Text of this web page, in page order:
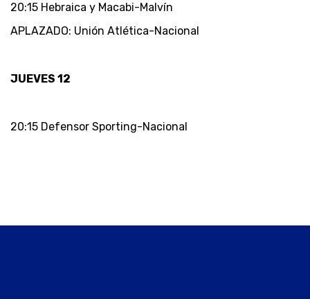
20:15 Hebraica y Macabi-Malvín
APLAZADO: Unión Atlética-Nacional
JUEVES 12
20:15 Defensor Sporting-Nacional